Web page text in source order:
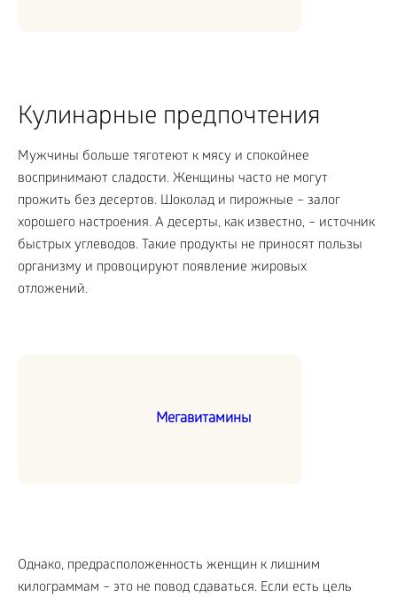
Кулинарные предпочтения
Мужчины больше тяготеют к мясу и спокойнее
воспринимают сладости. Женщины часто не могут
прожить без десертов. Шоколад и пирожные – залог
хорошего настроения. А десерты, как известно, – источник
быстрых углеводов. Такие продукты не приносят пользы
организму и провоцируют появление жировых
отложений.
Мегавитамины
Однако, предрасположенность женщин к лишним
килограммам – это не повод сдаваться. Если есть цель